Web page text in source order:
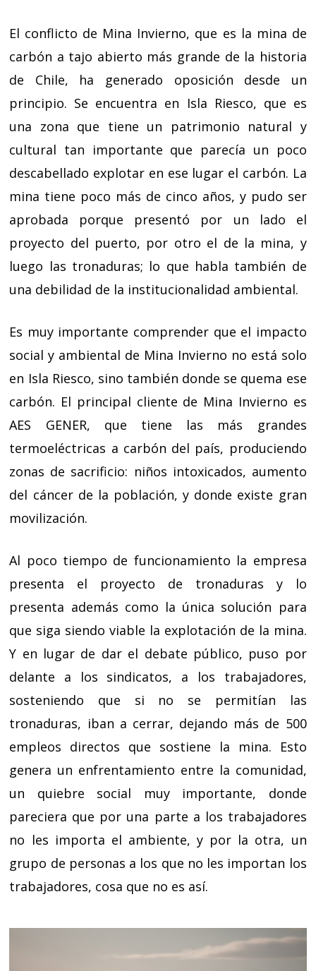
El conflicto de Mina Invierno, que es la mina de
carbón a tajo abierto más grande de la historia
de Chile, ha generado oposición desde un
principio. Se encuentra en Isla Riesco, que es
una zona que tiene un patrimonio natural y
cultural tan importante que parecía un poco
descabellado explotar en ese lugar el carbón. La
mina tiene poco más de cinco años, y pudo ser
aprobada porque presentó por un lado el
proyecto del puerto, por otro el de la mina, y
luego las tronaduras; lo que habla también de
una debilidad de la institucionalidad ambiental.
Es muy importante comprender que el impacto
social y ambiental de Mina Invierno no está solo
en Isla Riesco, sino también donde se quema ese
carbón. El principal cliente de Mina Invierno es
AES GENER, que tiene las más grandes
termoeléctricas a carbón del país, produciendo
zonas de sacrificio: niños intoxicados, aumento
del cáncer de la población, y donde existe gran
movilización.
Al poco tiempo de funcionamiento la empresa
presenta el proyecto de tronaduras y lo
presenta además como la única solución para
que siga siendo viable la explotación de la mina.
Y en lugar de dar el debate público, puso por
delante a los sindicatos, a los trabajadores,
sosteniendo que si no se permitían las
tronaduras, iban a cerrar, dejando más de 500
empleos directos que sostiene la mina. Esto
genera un enfrentamiento entre la comunidad,
un quiebre social muy importante, donde
pareciera que por una parte a los trabajadores
no les importa el ambiente, y por la otra, un
grupo de personas a los que no les importan los
trabajadores, cosa que no es así.